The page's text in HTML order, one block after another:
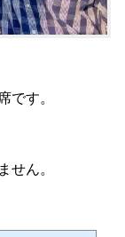
です。
せん。